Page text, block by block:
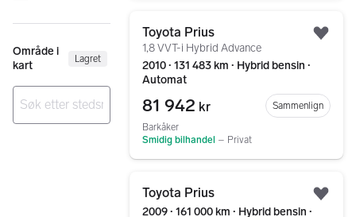
Område i
kart
Lagret
Toyota Prius
1,8 VVT-i Hybrid Advance
2010 ∙ 131 483 km ∙ Hybrid bensin ∙
Automat
81 942 kr
Sammenlign
Barkåker
Smidig bilhandel – Privat
Toyota Prius
2009 ∙ 161 000 km ∙ Hybrid bensin ∙